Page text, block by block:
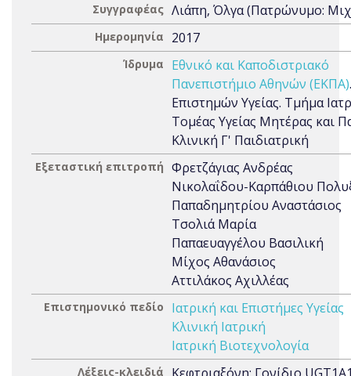
Συγγραφέας Λιάπη, Όλγα (Πατρώνυμο:
Ημερομηνία 2017
Ίδρυμα
Εθνικό και Καποδιστριακό
Πανεπιστήμιο Αθηνών (ΕΚΠΑ)
Επιστημών Υγείας. Τμήμα
Τομέας Υγείας Μητέρας και
Κλινική Γ' Παιδιατρική
Εξεταστική επιτροπή Φρετζάγιας Ανδρέας
Νικολαΐδου-Καρπάθιου
Παπαδημητρίου Αναστάσιος
Τσολιά Μαρία
Παπαευαγγέλου Βασιλική
Μίχος Αθανάσιος
Αττιλάκος Αχιλλέας
Επιστημονικό πεδίο
Ιατρική και Επιστήμες Υγείας
Κλινική Ιατρική
Ιατρική Βιοτεχνολογία
Λέξεις-κλειδιά